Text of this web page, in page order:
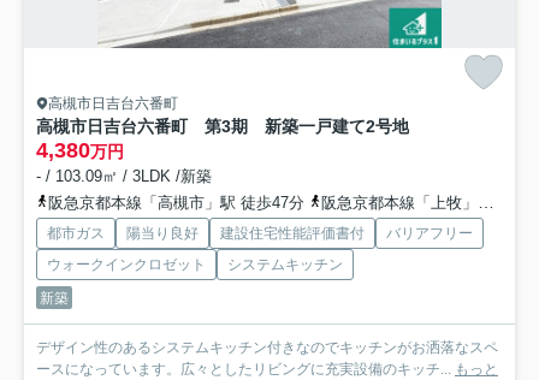
高槻市日吉台六番町
高槻市日吉台六番町 第3期 新築一戸建て2号地
4,380万円
- / 103.09㎡ / 3LDK /新築
阪急京都本線「高槻市」駅 徒歩47分
阪急京都本線「上牧」駅 徒歩68分
都市ガス 陽当り良好 建設住宅性能評価書付
バリアフリー
ウォークインクロゼット
システムキッチン
新築
デザイン性のあるシステムキッチン付きなのでキッチンがお洒落なスペ
ースになっています。広々としたリビングに充実設備のキッチ...
もっと